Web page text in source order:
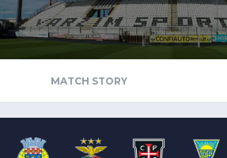
MATCH STORY